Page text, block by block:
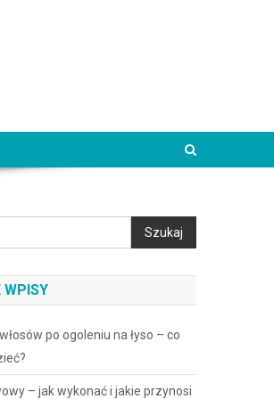
Szukaj
WPISY
po ogoleniu na łyso – co
– jak wykonać i jakie przynosi